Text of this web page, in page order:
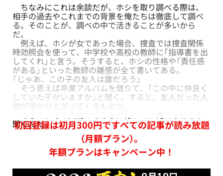
ちなみにこれは余談だが、ホシを取り調べる際は、
相手の過去やこれまでの背景を俺たちは徹底して調べ
る。そのことが、調べの中で活きることが多いから
だ。
例えば、ホシが女であった場合、捜査では捜査関係
時効照会を使って、中学校や高校の教師に「指導書を出
してくれ」と言う。そうすると、ホシの性格や「責任感
がある」といった教師の雑感が全て書いてある。
「じゃあ、この子の友人は誰だろう」
そう思えば卒業アルバムを借りて、「この中に仲良く
していた子がいますか」と聞く。すると、友人だった人
物が浮かび上がってくるものだ。
聞くんだ。
初回登録は初月300円ですべての記事が読み放題
（月額プラン）。
年額プランはキャンペーン中！